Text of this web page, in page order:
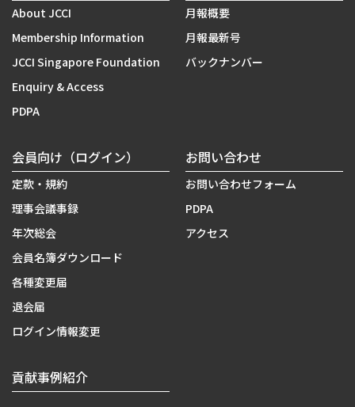
About JCCI
Membership Information
JCCI Singapore Foundation
Enquiry & Access
PDPA
月報概要
月報最新号
バックナンバー
会員向け（ログイン）
定款・規約
理事会議事録
年次総会
会員名簿ダウンロード
各種変更届
退会届
ログイン情報変更
お問い合わせ
お問い合わせフォーム
PDPA
アクセス
貢献事例紹介